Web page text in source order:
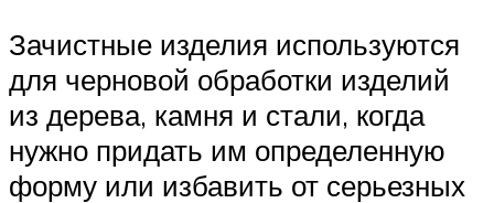
Зачистные изделия используются
для черновой обработки изделий
из дерева, камня и стали, когда
нужно придать им определенную
форму или избавить от серьезных